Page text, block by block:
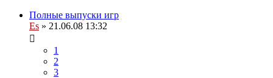
Полные выпуски игр
Es » 21.06.08 13:32
1
2
3